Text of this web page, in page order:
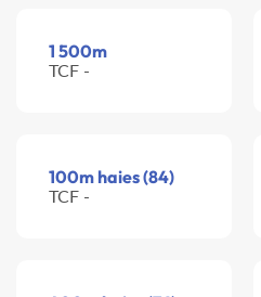
1 500m
TCF -
100m haies (84)
TCF -